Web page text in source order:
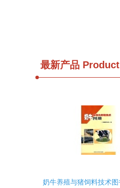
最新产品 Product